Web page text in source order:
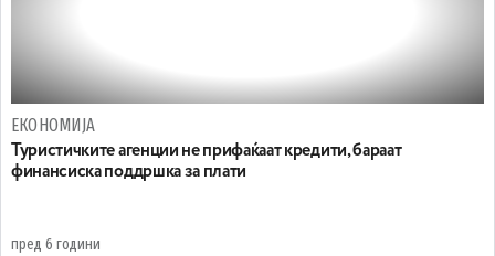
ЕКОНОМИЈА
Туристичките агенции не прифаќаат кредити, бараат
финансиска поддршка за плати
пред 6 години